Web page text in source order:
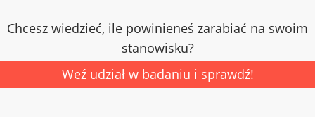
Chcesz wiedzieć, ile powinieneś zarabiać na swoim
stanowisku?
Weź udział w badaniu i sprawdź!